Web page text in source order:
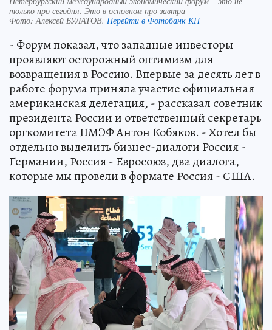
только про сегодня. Это в основном про завтра
Фото:Алексей БУЛАТОВ. Перейти в Фотобанк КП
- Форум показал, что западные инвесторы
проявляют осторожный оптимизм для
возвращения в Россию. Впервые за десять лет в
работе форума приняла участие официальная
американская делегация, - рассказал советник
президента России и ответственный секретарь
оргкомитета ПМЭФ Антон Кобяков. - Хотел бы
отдельно выделить бизнес-диалоги Россия -
Германии, Россия - Евросоюз, два диалога,
которые мы провели в формате Россия - США.